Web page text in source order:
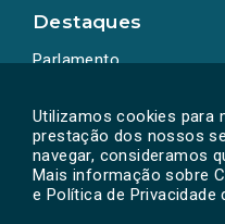
Utilizamos cookies para
prestação dos nossos
navegar, consideramos
Mais informação sobre
e Política de Privacidade
Destaques
Parlamento